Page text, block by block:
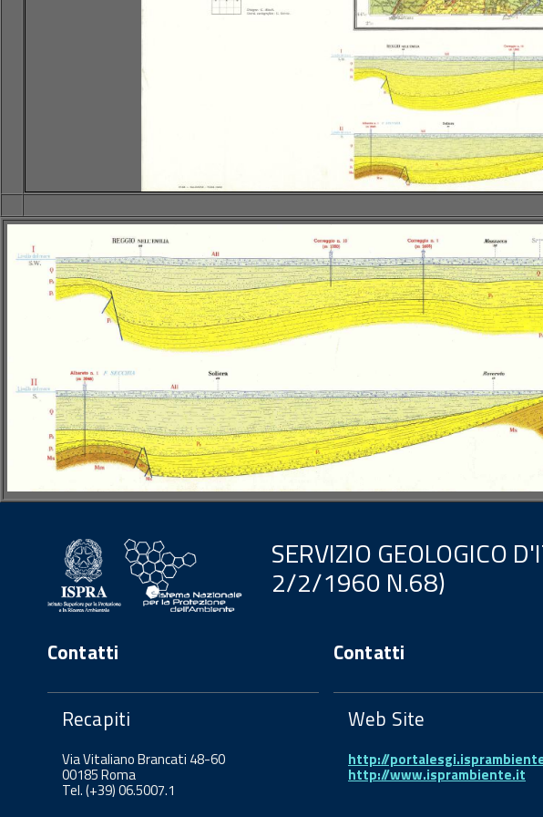
SERVIZIO GEOLOGICO
2/2/1960 N.68)
Contatti
Recapiti
Via Vitaliano Brancati 48-60
00185 Roma
Tel. (+39) 06.5007.1
Contatti
Web Site
http://
http://www.isprambiente.it